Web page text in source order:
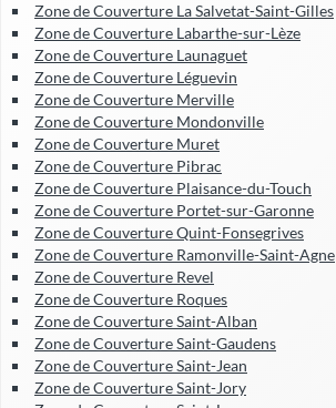
Zone de Couverture La Salvetat-Saint-Gilles
Zone de Couverture Labarthe-sur-Lèze
Zone de Couverture Launaguet
Zone de Couverture Léguevin
Zone de Couverture Merville
Zone de Couverture Mondonville
Zone de Couverture Muret
Zone de Couverture Pibrac
Zone de Couverture Plaisance-du-Touch
Zone de Couverture Portet-sur-Garonne
Zone de Couverture Quint-Fonsegrives
Zone de Couverture Ramonville-Saint-Agne
Zone de Couverture Revel
Zone de Couverture Roques
Zone de Couverture Saint-Alban
Zone de Couverture Saint-Gaudens
Zone de Couverture Saint-Jean
Zone de Couverture Saint-Jory